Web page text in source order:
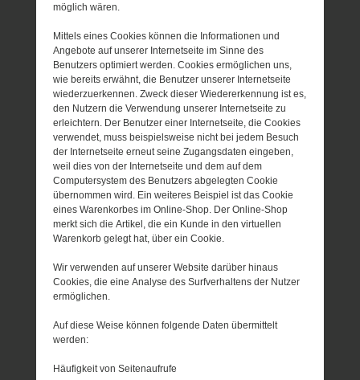
möglich wären.
Mittels eines Cookies können die Informationen und
Angebote auf unserer Internetseite im Sinne des
Benutzers optimiert werden. Cookies ermöglichen uns,
wie bereits erwähnt, die Benutzer unserer Internetseite
wiederzuerkennen. Zweck dieser Wiedererkennung ist es,
den Nutzern die Verwendung unserer Internetseite zu
erleichtern. Der Benutzer einer Internetseite, die Cookies
verwendet, muss beispielsweise nicht bei jedem Besuch
der Internetseite erneut seine Zugangsdaten eingeben,
weil dies von der Internetseite und dem auf dem
Computersystem des Benutzers abgelegten Cookie
übernommen wird. Ein weiteres Beispiel ist das Cookie
eines Warenkorbes im Online-Shop. Der Online-Shop
merkt sich die Artikel, die ein Kunde in den virtuellen
Warenkorb gelegt hat, über ein Cookie.
Wir verwenden auf unserer Website darüber hinaus
Cookies, die eine Analyse des Surfverhaltens der Nutzer
ermöglichen.
Auf diese Weise können folgende Daten übermittelt
werden:
Häufigkeit von Seitenaufrufe